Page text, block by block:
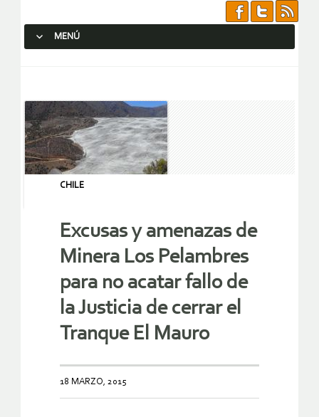
MENÚ
CHILE
Excusas y amenazas de
Minera Los Pelambres
para no acatar fallo de
la Justicia de cerrar el
Tranque El Mauro
18 MARZO, 2015